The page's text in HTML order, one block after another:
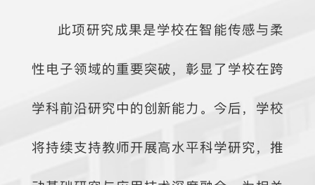
此项研究成果是学校在智能传感与柔
性电子领域的重要突破，彰显了学校在跨
学科前沿研究中的创新能力。今后，学校
将持续支持教师开展高水平科学研究，推